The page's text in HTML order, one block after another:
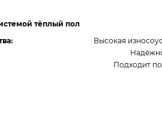
тёплый пол
Высокая
Подходит